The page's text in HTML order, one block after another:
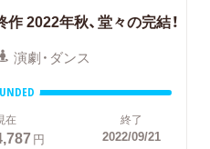
2022年秋、堂々の完結！
演劇・ダンス
在
円
終了
2022/09/21